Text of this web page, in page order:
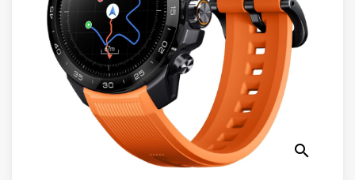
Photos
Electroménager
search